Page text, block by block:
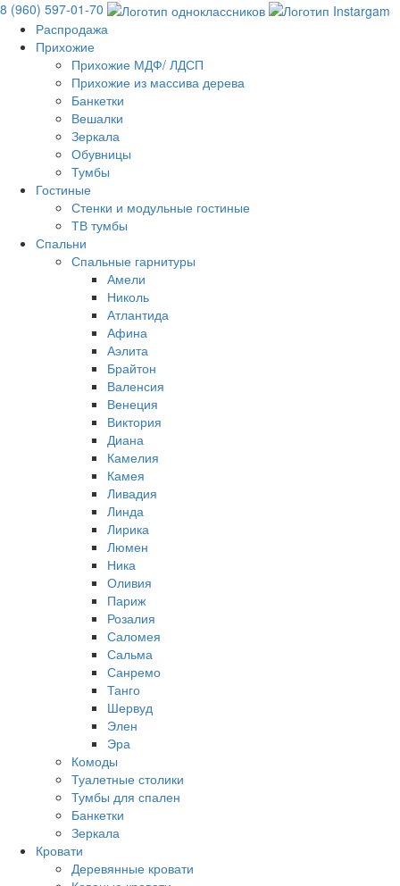
8 (960) 597-01-70
Распродажа
Прихожие
Прихожие МДФ/ ЛДСП
Прихожие из массива дерева
Банкетки
Вешалки
Зеркала
Обувницы
Тумбы
Гостиные
Стенки и модульные гостиные
ТВ тумбы
Спальни
Спальные гарнитуры
Амели
Николь
Атлантида
Афина
Аэлита
Брайтон
Валенсия
Венеция
Виктория
Диана
Камелия
Камея
Ливадия
Линда
Лирика
Люмен
Ника
Оливия
Париж
Розалия
Саломея
Сальма
Санремо
Танго
Шервуд
Элен
Эра
Комоды
Туалетные столики
Тумбы для спален
Банкетки
Зеркала
Кровати
Деревянные кровати